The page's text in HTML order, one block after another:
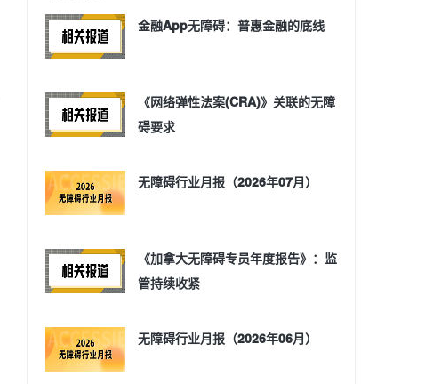
金融App无障碍：普惠金融的底线
《网络弹性法案(CRA)》关联的无障
碍要求
无障碍行业月报（2026年07月）
《加拿大无障碍专员年度报告》：监
管持续收紧
无障碍行业月报（2026年06月）